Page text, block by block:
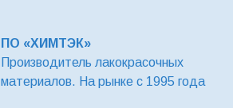
ПО «ХИМТЭК»
Производитель лакокрасочных
материалов. На рынке с 1995 года